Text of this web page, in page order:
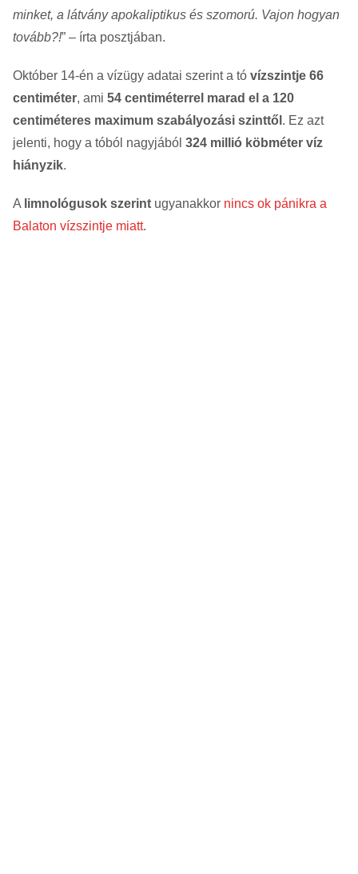
minket, a látvány apokaliptikus és szomorú. Vajon hogyan
tovább?!” – írta posztjában.
Október 14-én a vízügy adatai szerint a tó vízszintje 66
centiméter, ami 54 centiméterrel marad el a 120
centiméteres maximum szabályozási szinttől . Ez azt
jelenti, hogy a tóból nagyjából 324 millió köbméter víz
hiányzik.
A limnológusok szerint ugyanakkor nincs ok pánikra a
Balaton vízszintje miatt.